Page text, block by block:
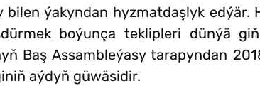
ýakyndan hyzmatdaşlyk edýär.
boýunça teklipleri dünýä
Baş Assambleýasy tarapyndan
aýdyň güwäsidir.